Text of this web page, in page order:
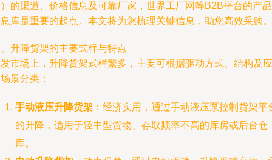
的渠道、价格信息及可靠厂家，世界工厂网等B2B平台的产品
库是重要的起点。本文将为您梳理关键信息，助您高效采购。
升降货架的主要式样与特点
市场上，升降货架式样繁多，主要可根据驱动方式、结构及应
景分类：
手动液压升降货架 ：经济实用，通过手动液压泵控制货架平
的升降，适用于轻中型货物、存取频率不高的库房或后台仓
库。